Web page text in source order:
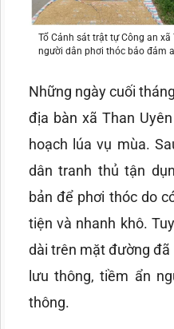
Tổ Cảnh sát trật tự Công an
người dân phơi thóc bảo đảm
Những ngày cuối
địa bàn xã Than
hoạch lúa vụ mùa.
dân tranh thủ tận
bản để phơi thóc do
tiện và nhanh khô.
dài trên mặt đường
lưu thông, tiềm ẩn
thông.